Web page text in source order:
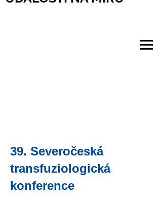
39. Severočeská
transfuziologická
konference